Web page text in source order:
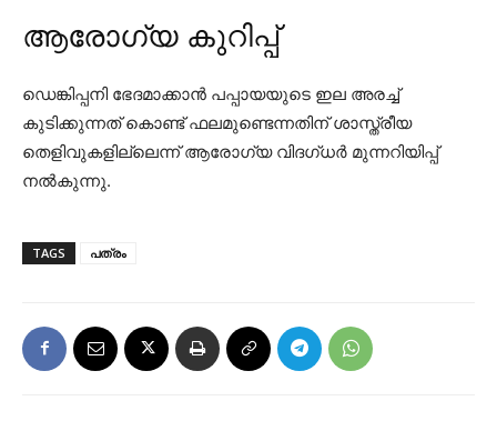
ആരോഗ്യ കുറിപ്പ്
ഡെങ്കിപ്പനി ഭേദമാക്കാൻ പപ്പായയുടെ ഇല അരച്ച്
കുടിക്കുന്നത് കൊണ്ട് ഫലമുണ്ടെന്നതിന് ശാസ്ത്രീയ
തെളിവുകളില്ലെന്ന് ആരോഗ്യ വിദഗ്ധർ മുന്നറിയിപ്പ്
നൽകുന്നു.
TAGS പത്രം